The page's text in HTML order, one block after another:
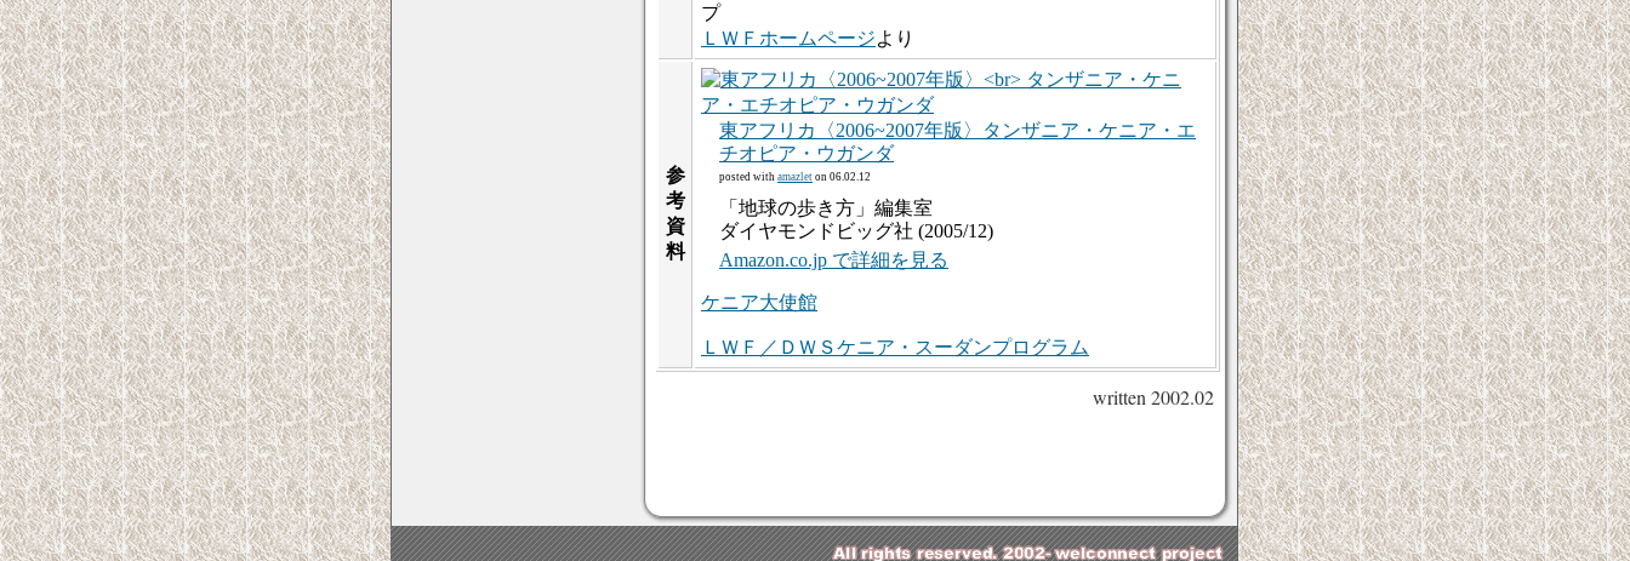
プ
ＬＷＦホームページより
参
考
資
料
東アフリカ〈2006~2007年版〉タンザニア・ケニア・エ
チオピア・ウガンダ
posted with amazlet on 06.02.12
「地球の歩き方」編集室
ダイヤモンドビッグ社 (2005/12)
Amazon.co.jp で詳細を見る
ケニア大使館
ＬＷＦ／ＤＷＳケニア・スーダンプログラム
written 2002.02